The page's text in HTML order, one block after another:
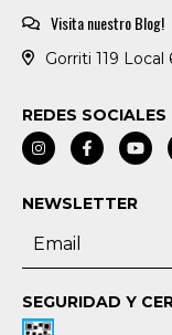
Visita nuestro Blog!
Gorriti 119
REDES SOCIALES
NEWSLETTER
SEGURIDAD Y